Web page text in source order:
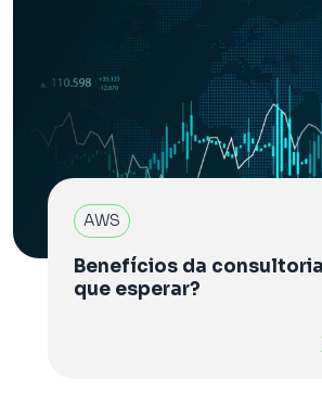
AWS
Benefícios da consultoria
que esperar?